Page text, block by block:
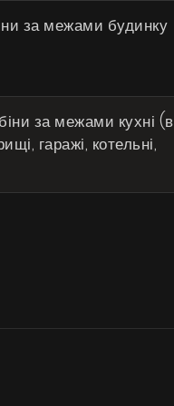
за межами будинку
за межами кухні (в
гаражі, котельні,